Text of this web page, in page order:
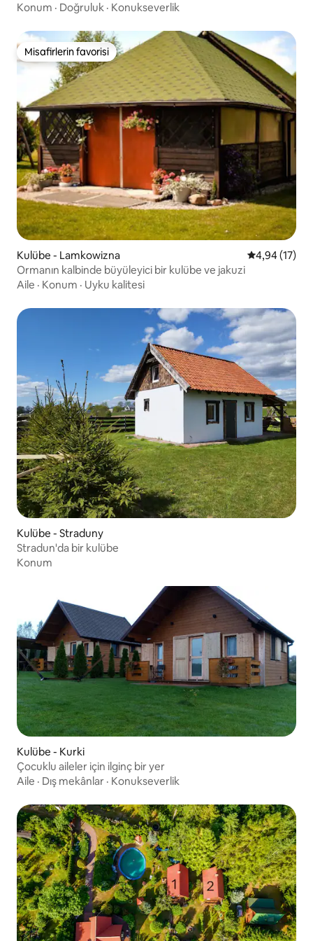
Konum · Doğruluk · Konukseverlik
Misafirlerin favorisi
Misafirlerin favorisi
Kulübe - Lamkowizna 5 üzerinden
4,94 (17)
Ormanın kalbinde büyüleyici bir kulübe ve jakuzi
Aile · Konum · Uyku kalitesi
Kulübe - Straduny
Stradun'da bir kulübe
Konum
Kulübe - Kurki
Çocuklu aileler için ilginç bir yer
Aile · Dış mekânlar · Konukseverlik